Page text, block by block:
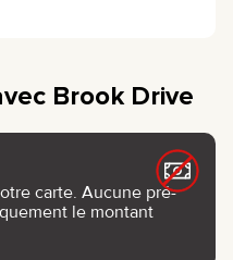
Brook Drive
carte. Aucune pré-
le montant